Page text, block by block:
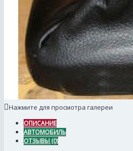
Нажмите для просмотра галереи
ОПИСАНИЕ
АВТОМОБИЛЬ
ОТЗЫВЫ (0)